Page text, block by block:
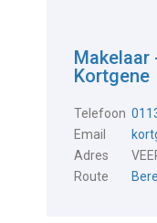
Makelaar
Kortgene
Telefoon
Email
Adres
Route